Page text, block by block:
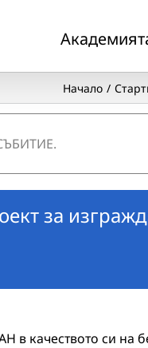
Начало
за
в качеството си на